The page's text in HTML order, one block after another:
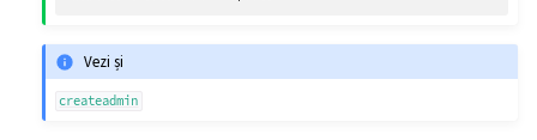
Vezi și
createadmin